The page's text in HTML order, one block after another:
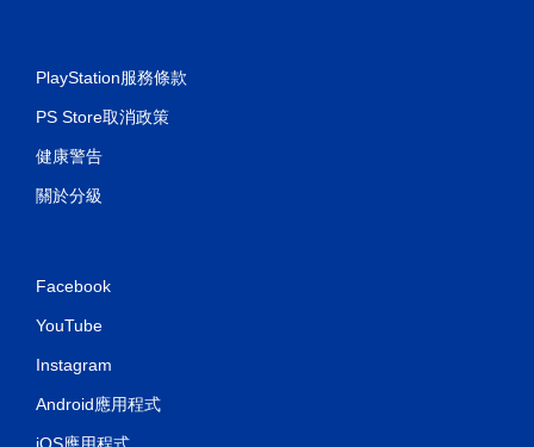
PlayStation服務條款
PS Store取消政策
健康警告
關於分級
Facebook
YouTube
Instagram
Android應用程式